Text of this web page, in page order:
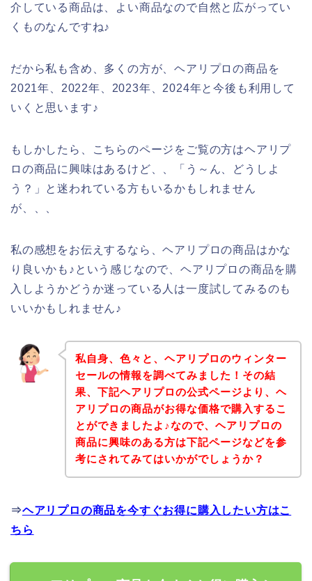
介している商品は、よい商品なので自然と広がってい
くものなんですね♪
だから私も含め、多くの方が、ヘアリプロの商品を
2021年、2022年、2023年、2024年と今後も利用して
いくと思います♪
もしかしたら、こちらのページをご覧の方はヘアリプ
ロの商品に興味はあるけど、、「う～ん、どうしよ
う？」と迷われている方もいるかもしれません
が、、、
私の感想をお伝えするなら、ヘアリプロの商品はかな
り良いかも♪という感じなので、ヘアリプロの商品を購
入しようかどうか迷っている人は一度試してみるのも
いいかもしれません♪
私自身、色々と、ヘアリプロのウィンター
セールの情報を調べてみました！その結
果、下記ヘアリプロの公式ページより、ヘ
アリプロの商品がお得な価格で購入するこ
とができましたよ♪なので、ヘアリプロの
商品に興味のある方は下記ページなどを参
考にされてみてはいかがでしょうか？
⇒ヘアリプロの商品を今すぐお得に購入したい方はこ
ちら